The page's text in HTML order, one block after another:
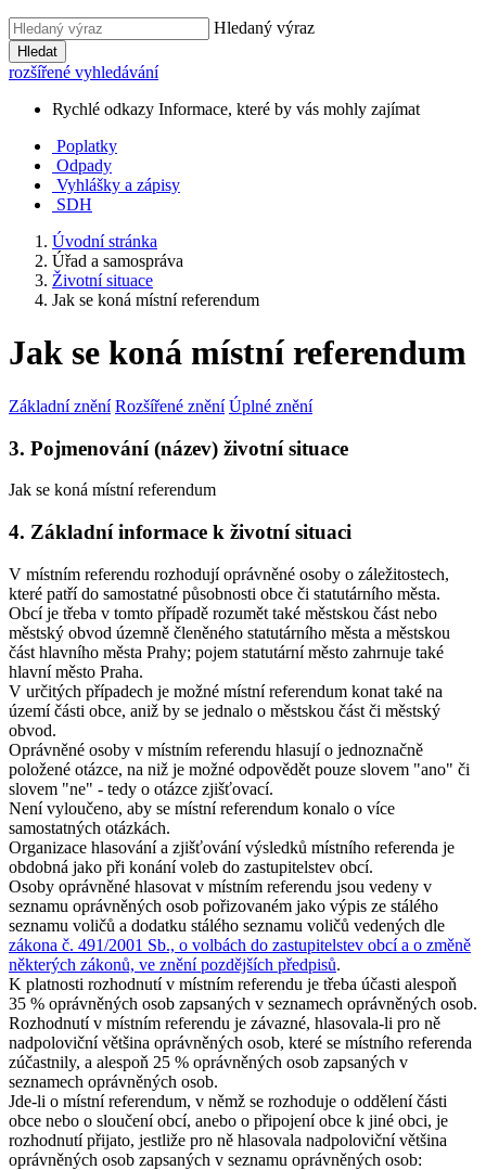
Hledaný výraz
Hledat
rozšířené vyhledávání
Rychlé odkazy Informace, které by vás mohly zajímat
Poplatky
Odpady
Vyhlášky a zápisy
SDH
Úvodní stránka
Úřad a samospráva
Životní situace
Jak se koná místní referendum
Jak se koná místní referendum
Základní znění Rozšířené znění Úplné znění
3. Pojmenování (název) životní situace
Jak se koná místní referendum
4. Základní informace k životní situaci
V místním referendu rozhodují oprávněné osoby o záležitostech,
které patří do samostatné působnosti obce či statutárního města.
Obcí je třeba v tomto případě rozumět také městskou část nebo
městský obvod územně členěného statutárního města a městskou
část hlavního města Prahy; pojem statutární město zahrnuje také
hlavní město Praha.
V určitých případech je možné místní referendum konat také na
území části obce, aniž by se jednalo o městskou část či městský
obvod.
Oprávněné osoby v místním referendu hlasují o jednoznačně
položené otázce, na niž je možné odpovědět pouze slovem "ano" či
slovem "ne" - tedy o otázce zjišťovací.
Není vyloučeno, aby se místní referendum konalo o více
samostatných otázkách.
Organizace hlasování a zjišťování výsledků místního referenda je
obdobná jako při konání voleb do zastupitelstev obcí.
Osoby oprávněné hlasovat v místním referendu jsou vedeny v
seznamu oprávněných osob pořizovaném jako výpis ze stálého
seznamu voličů a dodatku stálého seznamu voličů vedených dle
zákona č. 491/2001 Sb., o volbách do zastupitelstev obcí a o změně
některých zákonů, ve znění pozdějších předpisů.
K platnosti rozhodnutí v místním referendu je třeba účasti alespoň
35 % oprávněných osob zapsaných v seznamech oprávněných osob.
Rozhodnutí v místním referendu je závazné, hlasovala-li pro ně
nadpoloviční většina oprávněných osob, které se místního referenda
zúčastnily, a alespoň 25 % oprávněných osob zapsaných v
seznamech oprávněných osob.
Jde-li o místní referendum, v němž se rozhoduje o oddělení části
obce nebo o sloučení obcí, anebo o připojení obce k jiné obci, je
rozhodnutí přijato, jestliže pro ně hlasovala nadpoloviční většina
oprávněných osob zapsaných v seznamu oprávněných osob: